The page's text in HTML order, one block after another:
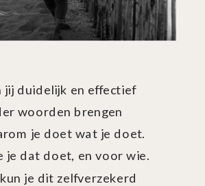
jij duidelijk en effectief
woorden brengen
je doet wat je doet.
je dat doet, en voor wie.
kun je dit zelfverzekerd